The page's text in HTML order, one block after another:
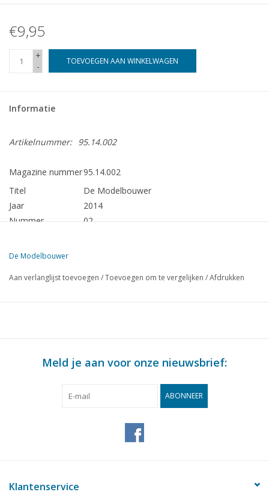
€9,95
+
-
TOEVOEGEN AAN WINKELWAGEN
Informatie
Artikelnummer: 95.14.002
Magazine nummer95.14.002
Titel
De Modelbouwer
Jaar
2014
Nummer
02
Deze editie van De Modelbouwer is uitsluitend op digitale basis (in
De Modelbouwer
Aan verlanglijst toevoegen /Toevoegen om te vergelijken /Afdrukken
Meld je aan voor onze nieuwsbrief:
ABONNEER
Klantenservice